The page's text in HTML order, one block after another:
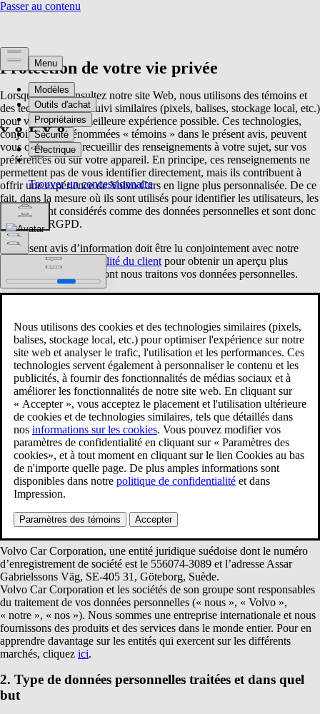
Protection de votre vie privée
Lorsque vous consultez notre site Web, nous utilisons des témoins et
des technologies de suivi similaires (pixels, balises, stockage local, etc.)
pour vous offrir la meilleure expérience possible. Ces technologies,
conjointement dénommées « témoins » dans le présent avis, peuvent
vous concerner et recueillir des renseignements à votre sujet, sur vos
préférences ou sur votre appareil. En principe, ces renseignements ne
permettent pas de vous identifier directement, mais ils contribuent à
offrir une expérience de Volvo Cars en ligne plus personnalisée. De ce
fait, dans la mesure où ils sont utilisés pour identifier les utilisateurs, les
témoins sont considérés comme des données personnelles et sont donc
soumis au RGPD.
Le présent avis d’information doit être lu conjointement avec notre
Politique de confidentialité du client pour obtenir un aperçu plus
détaillé de la manière dont nous traitons vos données personnelles.
Avis d’information sur les témoins :
www.volvocars.com
Ce document décrit le traitement de vos données personnelles par
Volvo Cars (tel que défini ci-dessous) lorsque vous visitez le site
volvocars.com.
Vous trouverez ci-dessous :
Qui sommes-nous;
Type de données personnelles traitées et dans quel but;
Durée de conservation des données;
Tiers avec qui nous partageons vos données personnelles;
Vos droits relatifs à notre traitement des données;
Communiquer avec nous;
Modifications de notre Avis de confidentialité.
1. Qui sommes-nous?
Volvo Car Corporation, une entité juridique suédoise dont le numéro
d’enregistrement de société est le 556074-3089 et l’adresse Assar
Gabrielssons Väg, SE-405 31, Göteborg, Suède.
Volvo Car Corporation et les sociétés de son groupe sont responsables
du traitement de vos données personnelles (« nous », « Volvo »,
« notre », « nos »). Nous sommes une entreprise internationale et nous
fournissons des produits et des services dans le monde entier. Pour en
apprendre davantage sur les entités qui exercent sur les différents
marchés, cliquez ici.
2. Type de données personnelles traitées et dans quel
but